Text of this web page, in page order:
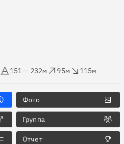
151 — 232м
95м
115м
Фото
Группа
Отчет